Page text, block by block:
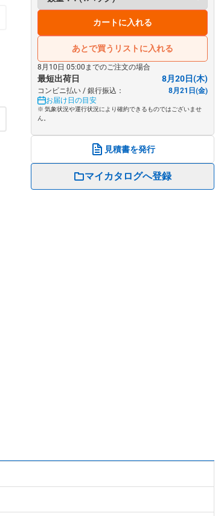
カートに入れる
あとで買うリストに入れる
8月10日 05:00までのご注文の場合
最短出荷日 8月20日(木)
コンビニ払い / 銀行振込：
8月21日(金)
お届け日の目安
※ 気象状況や運行状況により確約できるものではございませ
ん。
見積書を発行
マイカタログへ登録